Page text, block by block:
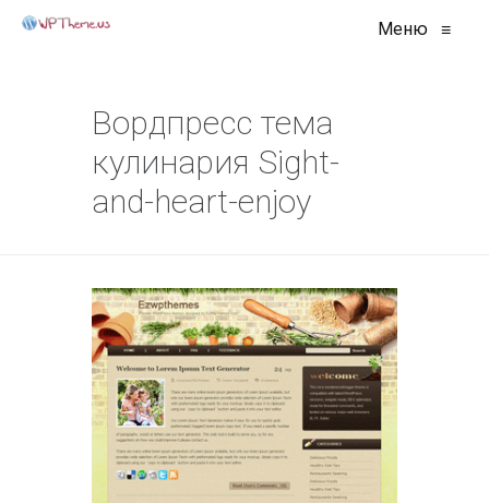
Меню ≡
Вордпресс тема
кулинария Sight-
and-heart-enjoy